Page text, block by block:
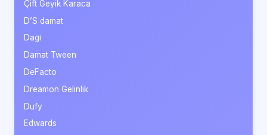
Çift Geyik Karaca
D’S damat
Dagi
Damat Tween
DeFacto
Dreamon Gelinlik
Dufy
Edwards